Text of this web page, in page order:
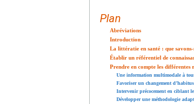
Plan
Abréviations
Introduction
La littératie en santé : que savons-
Établir un référentiel de
Prendre en compte les
Une information multimodale à
Favoriser un changement d’habitus
Intervenir précocement en ciblant
Développer une méthodologie